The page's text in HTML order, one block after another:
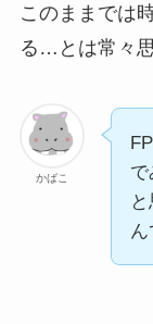
このままでは
る…とは常々
かばこ
ん